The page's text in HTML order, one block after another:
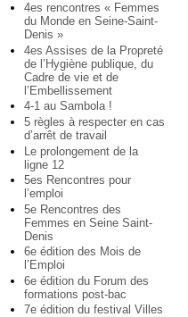
4es rencontres « Femmes
du Monde en Seine-Saint-
Denis »
4es Assises de la Propreté
de l’Hygiène publique, du
Cadre de vie et de
l’Embellissement
4-1 au Sambola !
5 règles à respecter en cas
d’arrêt de travail
Le prolongement de la
ligne 12
5es Rencontres pour
l’emploi
5e Rencontres des
Femmes en Seine Saint-
Denis
6e édition des Mois de
l’Emploi
6e édition du Forum des
formations post-bac
7e édition du festival Villes